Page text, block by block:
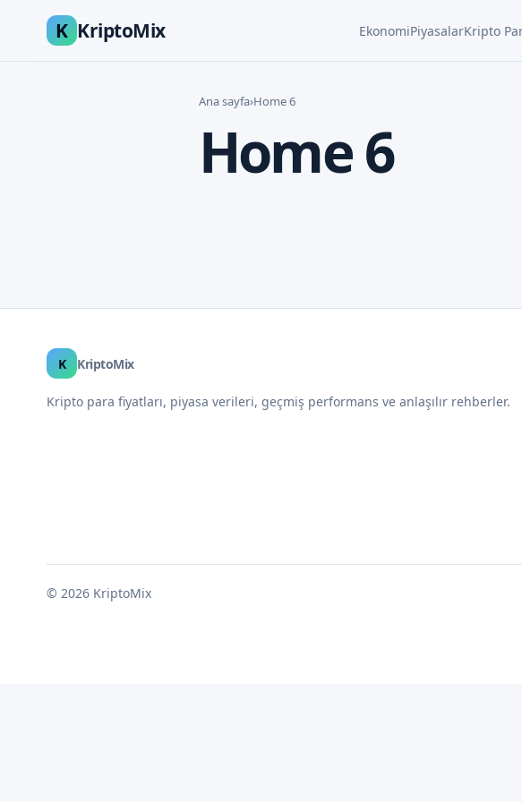
K KriptoMix EkonomiPiyasalarKripto
Ana sayfa›Home 6
Home 6
K KriptoMix
Kripto para fiyatları, piyasa verileri, geçmiş performans ve anlaşılır rehberler.
© 2026 KriptoMix